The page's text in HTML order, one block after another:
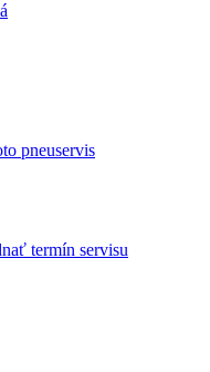
pneuservis
termín servisu